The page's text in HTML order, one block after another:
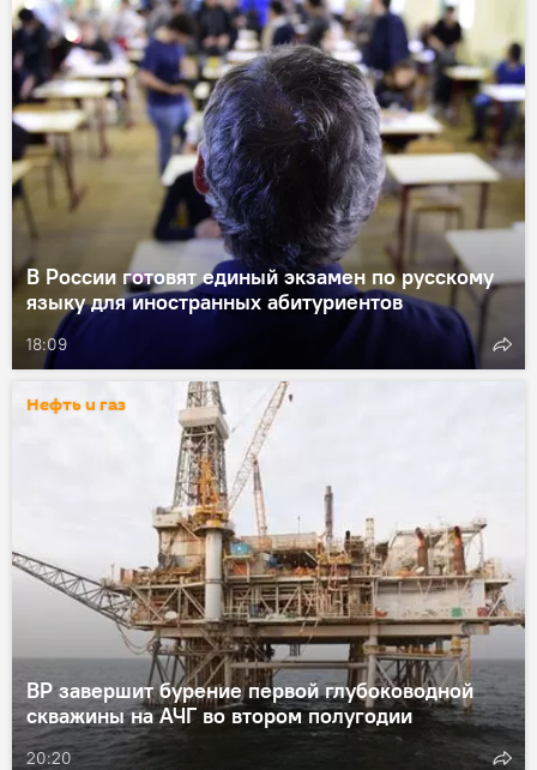
В России готовят единый экзамен по русскому
языку для иностранных абитуриентов
18:09
Нефть и газ
BP завершит бурение первой глубоководной
скважины на АЧГ во втором полугодии
20:20